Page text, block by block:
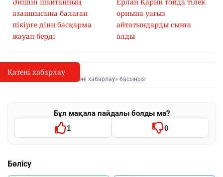
Әншіні шайтанның
азаншысына балаған
пікірге діни басқарма
жауап берді
Ерлан Қарин тойда тілек
орнына уағыз
айтатындарды сынға
алды
I
Қате туралы хабарлау
Мәтінді белгілеп, «Қатені хабарлау» басыңыз
Бұл мақала пайдалы болды ма?
1 0
Бөлісу
Қатені хабарлау